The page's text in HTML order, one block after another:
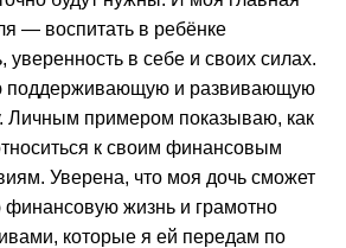
— воспитать в ребёнке
уверенность в себе и своих силах.
поддерживающую и развивающую
Личным примером показываю, как
к своим финансовым
Уверена, что моя дочь сможет
финансовую жизнь и грамотно
которые я ей передам по